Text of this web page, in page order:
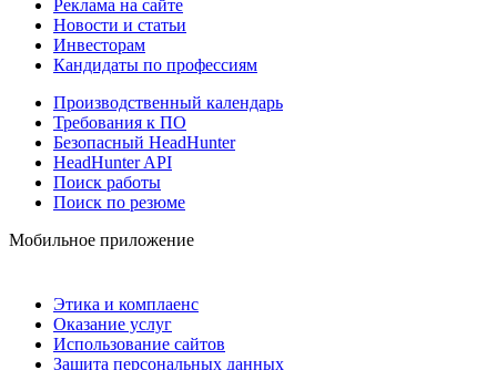
Реклама на сайте
Новости и статьи
Инвесторам
Кандидаты по профессиям
Производственный календарь
Требования к ПО
Безопасный HeadHunter
HeadHunter API
Поиск работы
Поиск по резюме
Мобильное приложение
Этика и комплаенс
Оказание услуг
Использование сайтов
Защита персональных данных